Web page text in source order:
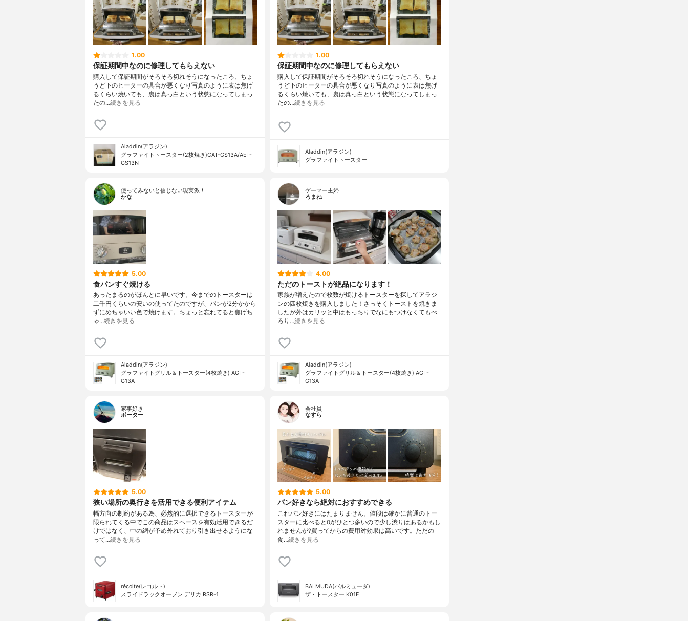
1.00
保証期間中なのに修理してもらえない
購入して保証期間がそろそろ切れそうになったころ、ちょ
うど下のヒーターの具合が悪くなり写真のように表は焦げ
るくらい焼いても、裏は真っ白という状態になってしまっ
たの…続きを見る
Aladdin(アラジン)
グラファイトトースター(2枚焼き)CAT-GS13A/AET-
GS13N
1.00
保証期間中なのに修理してもらえない
購入して保証期間がそろそろ切れそうになったころ、ちょ
うど下のヒーターの具合が悪くなり写真のように表は焦げ
るくらい焼いても、裏は真っ白という状態になってしまっ
たの…続きを見る
Aladdin(アラジン)
グラファイトトースター
使ってみないと信じない現実派！
かな
5.00
食パンすぐ焼ける
あったまるのがほんとに早いです。今までのトースターは
二千円くらいの安いの使ってたのですが、パンが2分かから
ずにめちゃいい色で焼けます。ちょっと忘れてると焦げち
ゃ…続きを見る
Aladdin(アラジン)
グラファイトグリル＆トースター(4枚焼き) AGT-
G13A
ゲーマー主婦
ろまね
4.00
ただのトーストが絶品になります！
家族が増えたので枚数が焼けるトースターを探してアラジ
ンの四枚焼きを購入しました！さっそくトーストを焼きま
したが外はカリッと中はもっちりでなにもつけなくてもぺ
ろり…続きを見る
Aladdin(アラジン)
グラファイトグリル＆トースター(4枚焼き) AGT-
G13A
家事好き
ポーター
5.00
狭い場所の奥行きを活用できる便利アイテム
幅方向の制約がある為、必然的に選択できるトースターが
限られてくる中でこの商品はスペースを有効活用できるだ
けではなく、中の網が予め外れており引き出せるようにな
って…続きを見る
récolte(レコルト)
スライドラックオーブン デリカ RSR-1
会社員
なすら
5.00
パン好きなら絶対におすすめできる
これパン好きにはたまりません。値段は確かに普通のトー
スターに比べると0がひとつ多いので少し渋りはあるかもし
れませんが?買ってからの費用対効果は高いです。ただの
食…続きを見る
BALMUDA(バルミューダ)
ザ・トースター K01E